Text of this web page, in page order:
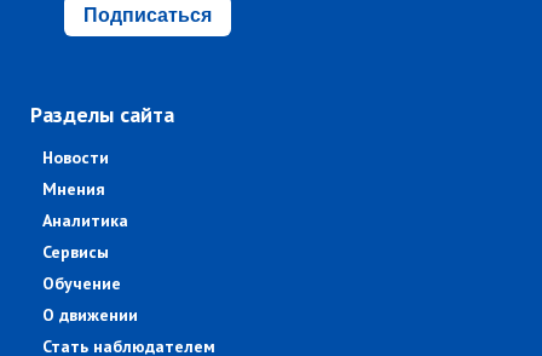
Подписаться
Разделы сайта
Новости
Мнения
Аналитика
Сервисы
Обучение
О движении
Стать наблюдателем